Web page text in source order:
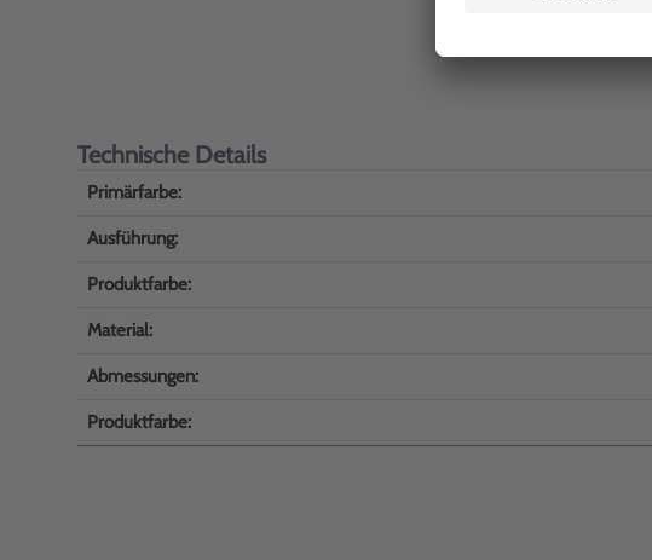
Technische Details
Primärfarbe:
Ausführung:
Produktfarbe:
Material:
Abmessungen:
Produktfarbe: